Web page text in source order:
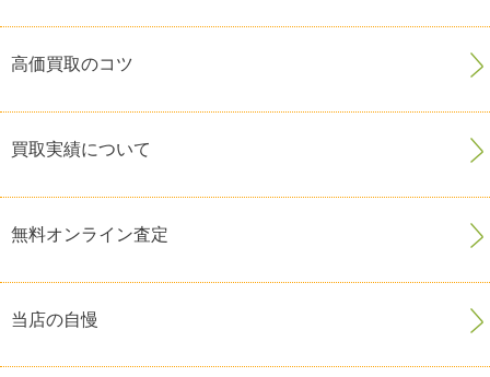
高価買取のコツ
買取実績について
無料オンライン査定
当店の自慢